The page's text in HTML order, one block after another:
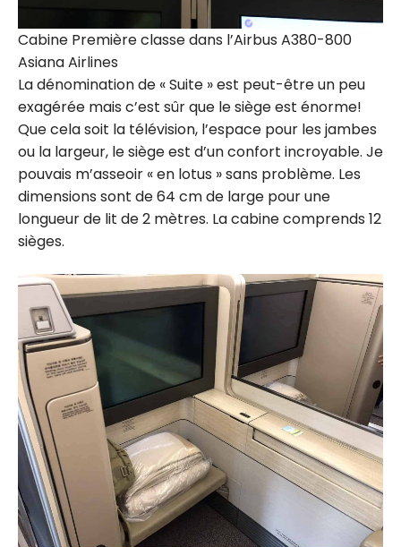
Cabine Première classe dans l’Airbus A380-800
Asiana Airlines
La dénomination de « Suite » est peut-être un peu
exagérée mais c’est sûr que le siège est énorme!
Que cela soit la télévision, l’espace pour les jambes
ou la largeur, le siège est d’un confort incroyable. Je
pouvais m’asseoir « en lotus » sans problème. Les
dimensions sont de 64 cm de large pour une
longueur de lit de 2 mètres. La cabine comprends 12
sièges.